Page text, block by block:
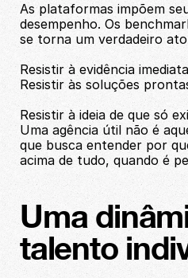
As plataformas impõem
desempenho. Os
se torna um verdadeiro
Resistir à evidência
Resistir às soluções
Resistir à ideia de que só
Uma agência útil não é
que busca entender por
acima de tudo, quando é
Uma
talento